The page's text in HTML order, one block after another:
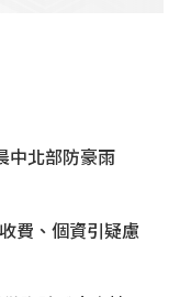
中北部防豪雨
費、個資引疑慮